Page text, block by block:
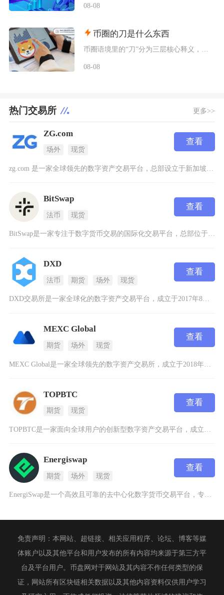
08-08
币圈的刀是什么东西
币圈语境里的“刀”分为三层核心释义，一是口语代指美元（dollar谐音），二是行情术语指代
08-08
热门交易所 更多>>
ZG.com
场外 现货
查看
BitSwap
法币 现货
查看
BitSwap是一家专注于数字货币交易的国际化交易平台，总部位于迪拜，以其创新的金融衍生品
DXD
法币 期货 场外 现货
查看
DXD交易所是一家全球化的数字资产交易平台，成立于2017年8月，总部位于新加坡，由DXD
MEXC Global
期货 场外 现货
查看
MEXC Global是一家全球领先的数字资产交易所，成立于2018年，总部位于新加坡。作
TOPBTC
期货 现货
查看
Energiswap
期货 场外 现货
查看
EnergiSwap是一个高效且可靠的去中心化数字货币交易平台，专注于为用户提供安全、低成
免责声明：本网站、超链接、相关应用程序、论坛、博客等媒
体账户以及其他平台和用户发布的所有内容均来源于第三方平
台及平台用户。币盘网对于网站及其内容不作任何类型的保
证，网站所有区块链相关数据以及其他内容资料仅供用户学习